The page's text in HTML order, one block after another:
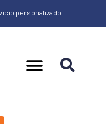
personalizado.